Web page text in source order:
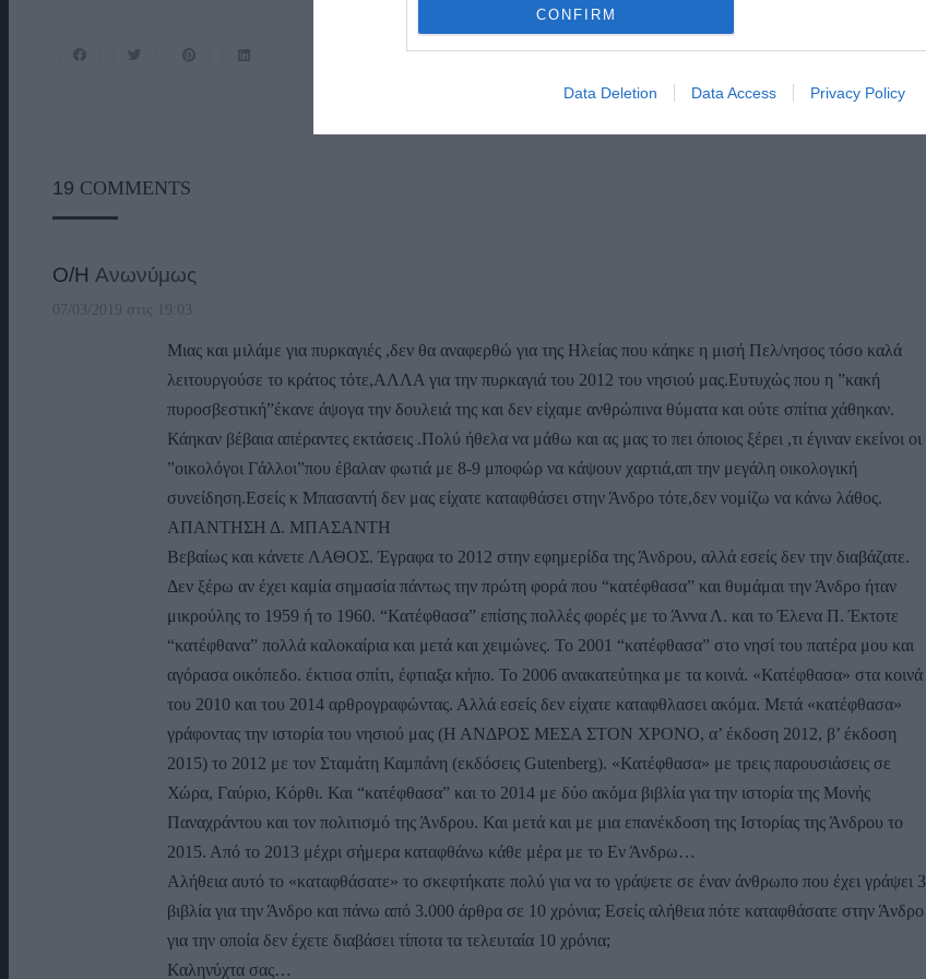
CONFIRM
Data Deletion Data Access Privacy Policy
19 COMMENTS
Ο/Η Ανωνύμως
07/03/2019 στις 19:03
Μιας και μιλάμε για πυρκαγιές ,δεν θα αναφερθώ για της Ηλείας που κάηκε η μισή Πελ/νησος τόσο καλά
λειτουργούσε το κράτος τότε,ΑΛΛΑ για την πυρκαγιά του 2012 του νησιού μας.Ευτυχώς που η ”κακή
πυροσβεστική”έκανε άψογα την δουλειά της και δεν είχαμε ανθρώπινα θύματα και ούτε σπίτια χάθηκαν.
Κάηκαν βέβαια απέραντες εκτάσεις .Πολύ ήθελα να μάθω και ας μας το πει όποιος ξέρει ,τι έγιναν εκείνοι οι
”οικολόγοι Γάλλοι”που έβαλαν φωτιά με 8-9 μποφώρ να κάψουν χαρτιά,απ την μεγάλη οικολογική
συνείδηση.Εσείς κ Μπασαντή δεν μας είχατε καταφθάσει στην Άνδρο τότε,δεν νομίζω να κάνω λάθος.
ΑΠΑΝΤΗΣΗ Δ. ΜΠΑΣΑΝΤΗ
Βεβαίως και κάνετε ΛΑΘΟΣ. Έγραφα το 2012 στην εφημερίδα της Άνδρου, αλλά εσείς δεν την διαβάζατε.
Δεν ξέρω αν έχει καμία σημασία πάντως την πρώτη φορά που “κατέφθασα” και θυμάμαι την Άνδρο ήταν
μικρούλης το 1959 ή το 1960. “Κατέφθασα” επίσης πολλές φορές με το Άννα Λ. και το Έλενα Π. Έκτοτε
“κατέφθανα” πολλά καλοκαίρια και μετά και χειμώνες. Το 2001 “κατέφθασα” στο νησί του πατέρα μου και
αγόρασα οικόπεδο. έκτισα σπίτι, έφτιαξα κήπο. Το 2006 ανακατεύτηκα με τα κοινά. «Κατέφθασα» στα κοινά
του 2010 και του 2014 αρθρογραφώντας. Αλλά εσείς δεν είχατε καταφθλασει ακόμα. Μετά «κατέφθασα»
γράφοντας την ιστορία του νησιού μας (Η ΑΝΔΡΟΣ ΜΕΣΑ ΣΤΟΝ ΧΡΟΝΟ, α’ έκδοση 2012, β’ έκδοση
2015) το 2012 με τον Σταμάτη Καμπάνη (εκδόσεις Gutenberg). «Κατέφθασα» με τρεις παρουσιάσεις σε
Χώρα, Γαύριο, Κόρθι. Και “κατέφθασα” και το 2014 με δύο ακόμα βιβλία για την ιστορία της Μονής
Παναχράντου και τον πολιτισμό της Άνδρου. Και μετά και με μια επανέκδοση της Ιστορίας της Άνδρου το
2015. Από το 2013 μέχρι σήμερα καταφθάνω κάθε μέρα με το Εν Άνδρω…
Αλήθεια αυτό το «καταφθάσατε» το σκεφτήκατε πολύ για να το γράψετε σε έναν άνθρωπο που έχει γράψει 3
βιβλία για την Άνδρο και πάνω από 3.000 άρθρα σε 10 χρόνια; Εσείς αλήθεια πότε καταφθάσατε στην Άνδρο
για την οποία δεν έχετε διαβάσει τίποτα τα τελευταία 10 χρόνια;
Καληνύχτα σας…